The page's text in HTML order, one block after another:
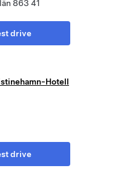
863 41
drive
Hotell
drive